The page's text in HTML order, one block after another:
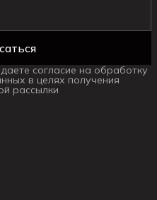
согласие на обработку
в целях получения
рассылки